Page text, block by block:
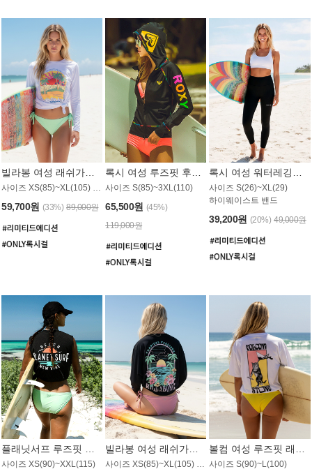
59,700원 (33%) 89,000원
사이즈 S(85)~3XL(110)
65,500원 (45%)
119,000원
사이즈 S(26)~XL(29)
하이웨이스트 밴드
39,200원 (20%) 49,000원
사이즈 XS(90)~XXL(115) 사이즈 XS(85)~XL(105) / 오버핏 사이즈 S(90)~L(100)